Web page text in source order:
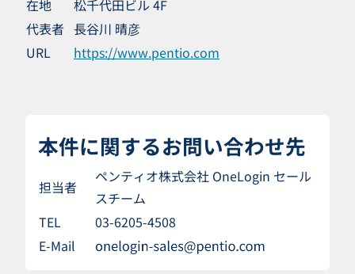
在地
松千代田ビル 4F
代表者 長谷川 晴彦
URL
https://www.pentio.com
本件に関するお問い合わせ先
担当者
ペンティオ株式会社 OneLogin セール
スチーム
TEL
03-6205-4508
E-Mail